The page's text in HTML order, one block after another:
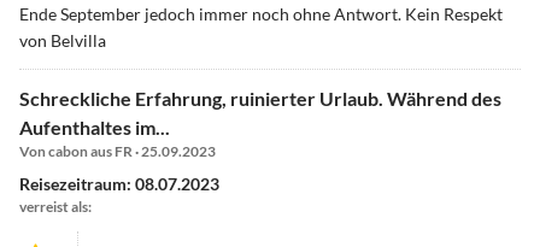
Ende September jedoch immer noch ohne Antwort. Kein Respekt
von Belvilla
Schreckliche Erfahrung, ruinierter Urlaub. Während des
Aufenthaltes im...
Von cabon aus FR · 25.09.2023
Reisezeitraum: 08.07.2023
verreist als: